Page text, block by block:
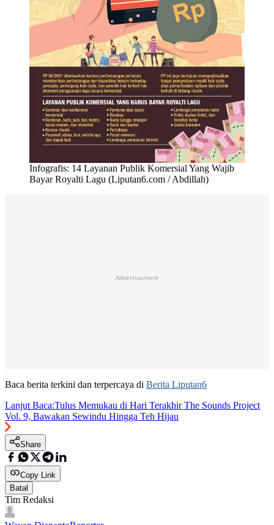
Infografis: 14 Layanan Publik Komersial Yang Wajib
Bayar Royalti Lagu (Liputan6.com / Abdillah)
Advertisement
Baca berita terkini dan terpercaya di Berita Liputan6
Lanjut Baca:Tulus Memukau di Hari Terakhir The Sounds Project
Vol. 9, Bawakan Sewindu Hingga Teh Hijau
Share
Copy Link
Batal
Tim Redaksi